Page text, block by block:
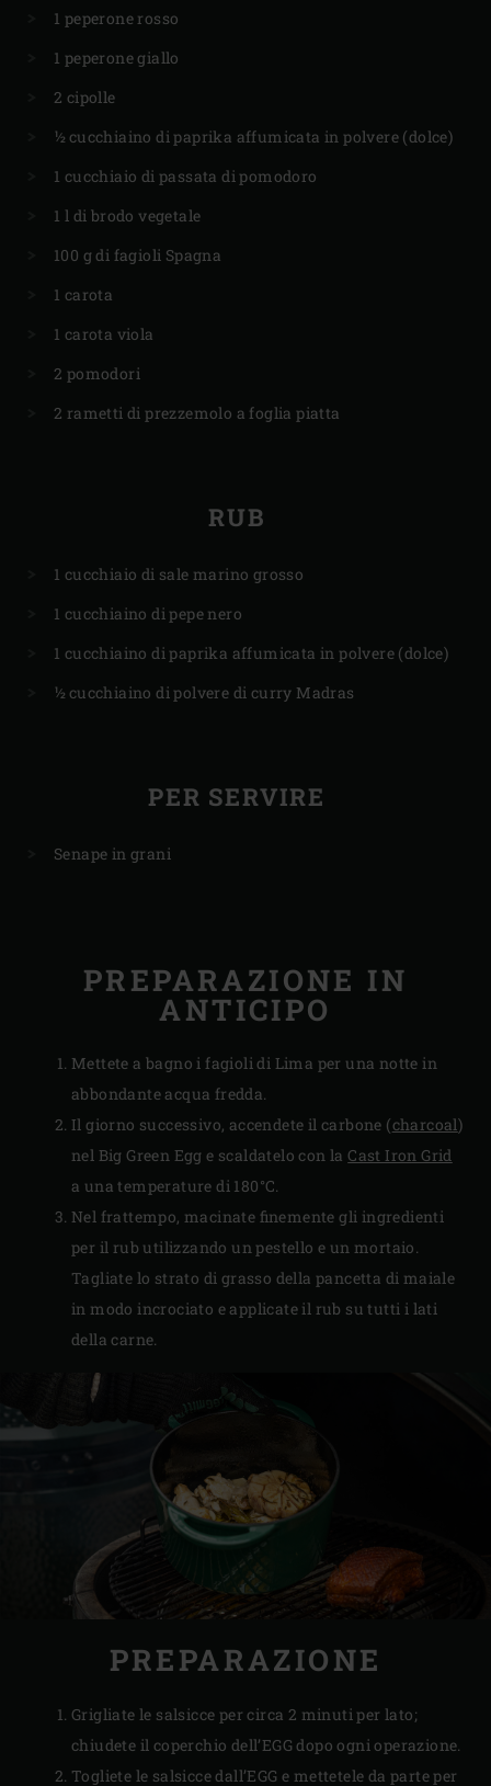
1 peperone rosso
1 peperone giallo
2 cipolle
½ cucchiaino di paprika affumicata in polvere (dolce)
1 cucchiaio di passata di pomodoro
1 l di brodo vegetale
100 g di fagioli Spagna
1 carota
1 carota viola
2 pomodori
2 rametti di prezzemolo a foglia piatta
RUB
1 cucchiaio di sale marino grosso
1 cucchiaino di pepe nero
1 cucchiaino di paprika affumicata in polvere (dolce)
½ cucchiaino di polvere di curry Madras
PER SERVIRE
Senape in grani
PREPARAZIONE IN
ANTICIPO
Mettete a bagno i fagioli di Lima per una notte in
abbondante acqua fredda.
Il giorno successivo, accendete il carbone (charcoal)
nel Big Green Egg e scaldatelo con laCast Iron Grid
a una temperature di 180°C.
Nel frattempo, macinate finemente gli ingredienti
per il rub utilizzando un pestello e un mortaio.
Tagliate lo strato di grasso della pancetta di maiale
in modo incrociato e applicate il rub su tutti i lati
della carne.
PREPARAZIONE
Grigliate le salsicce per circa 2 minuti per lato;
chiudete il coperchio dell’EGG dopo ogni operazione.
Togliete le salsicce dall’EGG e mettetele da parte per